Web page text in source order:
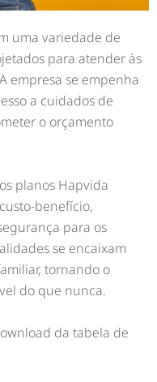
uma variedade de
para atender às
empresa se empenha
a cuidados de
o orçamento
planos Hapvida
benefício,
para os
se encaixam
tornando o
do que nunca.
da tabela de